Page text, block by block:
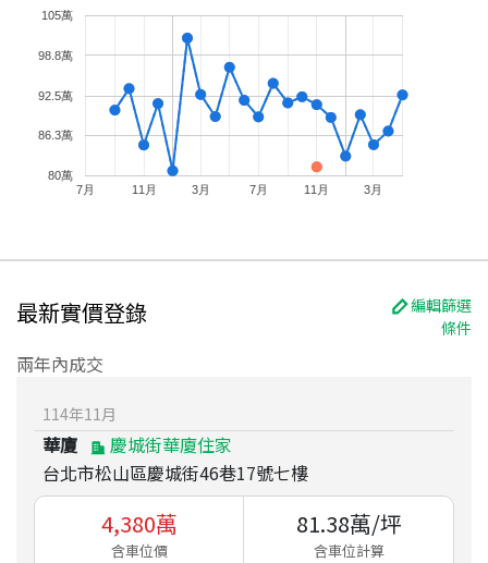
7月 11月 3月 7月 11月 3月
80萬
86.3萬
92.5萬
98.8萬
105萬
最新實價登錄
編輯篩選
條件
兩年內成交
114年11月
華廈
慶城街華廈住家
台北市松山區慶城街46巷17號七樓
4,380萬
含車位價
81.38萬/坪
含車位計算